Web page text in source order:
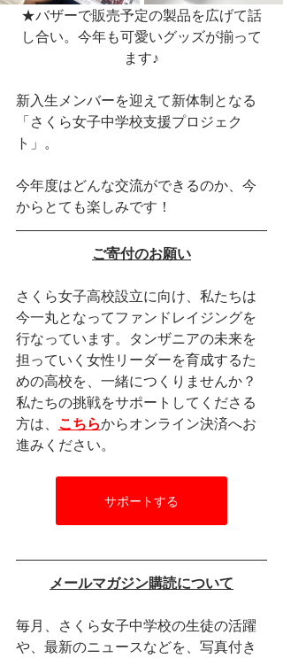
★バザーで販売予定の製品を広げて話
し合い。今年も可愛いグッズが揃って
ます♪
新入生メンバーを迎えて新体制となる
「さくら女子中学校支援プロジェク
ト」。
今年度はどんな交流ができるのか、今
からとても楽しみです！
ご寄付のお願い
さくら女子高校設立に向け、私たちは
今一丸となってファンドレイジングを
行なっています。タンザニアの未来を
担っていく女性リーダーを育成するた
めの高校を、一緒につくりませんか？
私たちの挑戦をサポートしてくださる
方は、 こちらからオンライン決済へお
進みください。
サポートする
メールマガジン購読について
毎月、さくら女子中学校の生徒の活躍
や、最新のニュースなどを、写真付き